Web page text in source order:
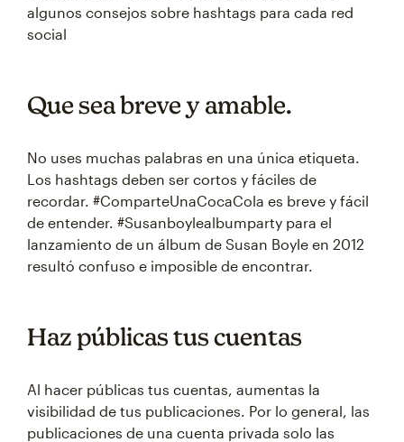
algunos consejos sobre hashtags para cada red
social
Que sea breve y amable.
No uses muchas palabras en una única etiqueta.
Los hashtags deben ser cortos y fáciles de
recordar. #ComparteUnaCocaCola es breve y fácil
de entender. #Susanboylealbumparty para el
lanzamiento de un álbum de Susan Boyle en 2012
resultó confuso e imposible de encontrar.
Haz públicas tus cuentas
Al hacer públicas tus cuentas, aumentas la
visibilidad de tus publicaciones. Por lo general, las
publicaciones de una cuenta privada solo las